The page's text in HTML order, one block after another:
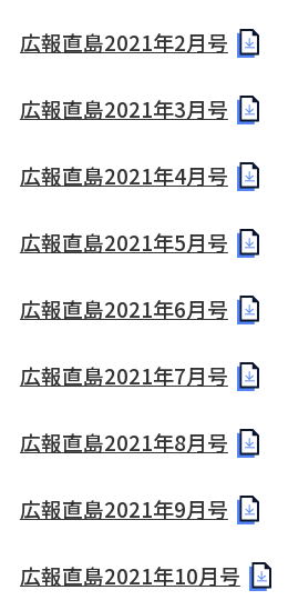
広報直島2021年2月号
広報直島2021年3月号
広報直島2021年4月号
広報直島2021年5月号
広報直島2021年6月号
広報直島2021年7月号
広報直島2021年8月号
広報直島2021年9月号
広報直島2021年10月号